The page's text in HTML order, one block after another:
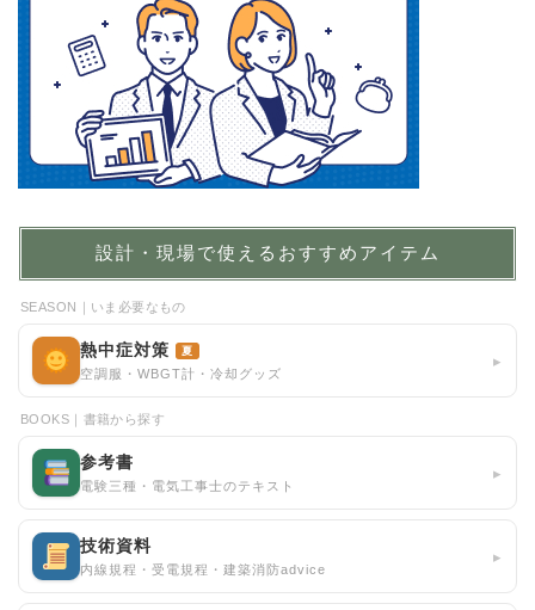
設計・現場で使えるおすすめアイテム
SEASON｜いま必要なもの
熱中症対策 夏
空調服・WBGT計・冷却グッズ
▸
BOOKS｜書籍から探す
参考書
電験三種・電気工事士のテキスト
▸
技術資料
内線規程・受電規程・建築消防advice
▸